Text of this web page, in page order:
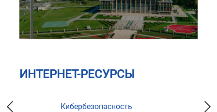
ИНТЕРНЕТ-РЕСУРСЫ
Кибербезопасность